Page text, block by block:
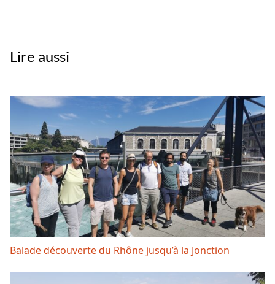
Lire aussi
Balade découverte du Rhône jusqu’à la Jonction